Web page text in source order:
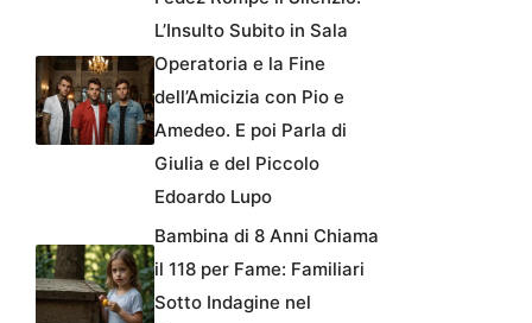
L’Insulto Subito in Sala
Operatoria e la Fine
dell’Amicizia con Pio e
Amedeo. E poi Parla di
Giulia e del Piccolo
Edoardo Lupo
Bambina di 8 Anni Chiama
il 118 per Fame: Familiari
Sotto Indagine nel